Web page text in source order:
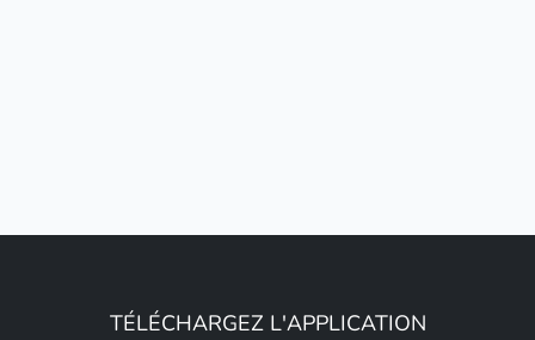
TÉLÉCHARGEZ L'APPLICATION